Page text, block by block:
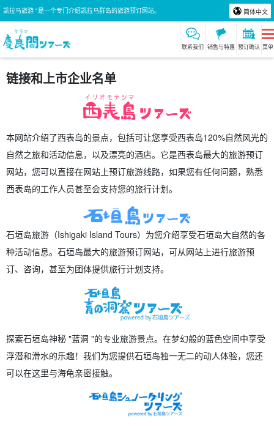
凯拉马旅游 "是一个专门介绍凯拉马群岛的旅游预订网站。 简体中文
联系我们 销售与特惠 预订确认 菜单
链接和上市企业名单
本网站介绍了西表岛的景点，包括可让您享受西表岛120%自然风光的
自然之旅和活动信息，以及漂亮的酒店。它是西表岛最大的旅游预订
网站，您可以直接在网站上预订旅游线路，如果您有任何问题，熟悉
西表岛的工作人员甚至会支持您的旅行计划。
石垣岛旅游（Ishigaki Island Tours）为您介绍享受石垣岛大自然的各
种活动信息。石垣岛最大的旅游预订网站，可从网站上进行旅游预
订、咨询，甚至为团体提供旅行计划支持。
探索石垣岛神秘 "蓝洞 "的专业旅游景点。在梦幻般的蓝色空间中享受
浮潜和滑水的乐趣！我们为您提供石垣岛独一无二的动人体验，您还
可以在这里与海龟亲密接触。